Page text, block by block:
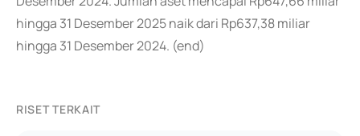
hingga 31 Desember 2025 naik dari Rp637,38 miliar
hingga 31 Desember 2024. (end)
RISET TERKAIT